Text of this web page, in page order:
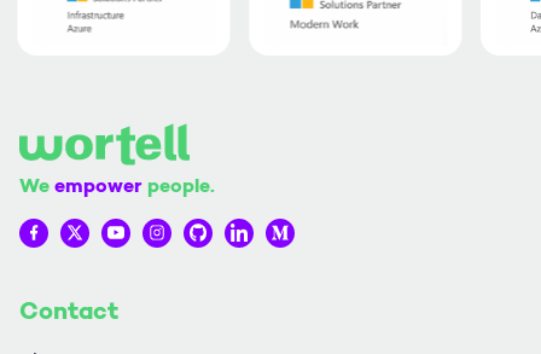
Weempower people.
Wortell op Facebook
Wortell op Twitter
Wortell op YouTube
Wortell op Instagram
Wortell op Github
Wortell op LinkedIn
Wortell op Medium
Contact